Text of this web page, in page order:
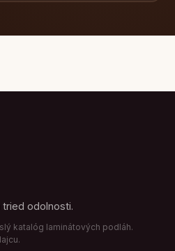
odolnosti.
katalóg laminátových podláh.